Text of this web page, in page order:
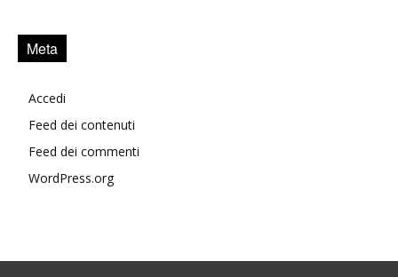
Meta
Accedi
Feed dei contenuti
Feed dei commenti
WordPress.org